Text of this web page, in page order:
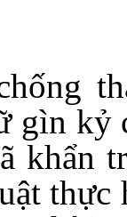
gìn kỷ
khẩn